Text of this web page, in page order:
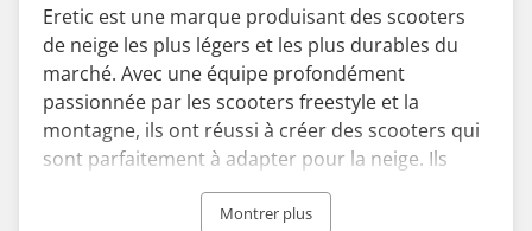
Eretic est une marque produisant des scooters
de neige les plus légers et les plus durables du
marché. Avec une équipe profondément
passionnée par les scooters freestyle et la
montagne, ils ont réussi à créer des scooters qui
sont parfaitement à adapter pour la neige. Ils
peuvent être utilisés pour carver des virages sur
les pistes de ski ou être utilisés pour des figures
Montrer plus